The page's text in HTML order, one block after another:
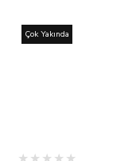
Çok Yakında